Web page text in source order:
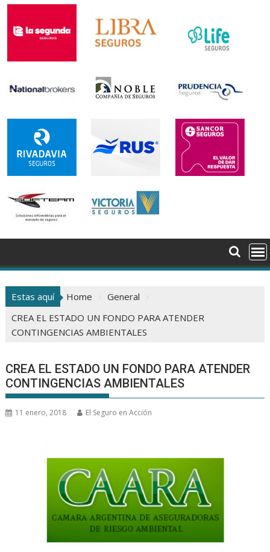
Estas aquí Home
General
CREA EL ESTADO UN FONDO PARA ATENDER
CONTINGENCIAS AMBIENTALES
CREA EL ESTADO UN FONDO PARA ATENDER
CONTINGENCIAS AMBIENTALES
11 enero, 2018 El Seguro en Acción